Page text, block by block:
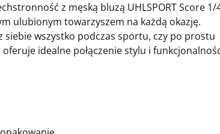
z męską bluzą UHLSPORT Score 1/
ulubionym towarzyszem na każdą okazję.
siebie wszystko podczas sportu, czy po prostu
idealne połączenie stylu i